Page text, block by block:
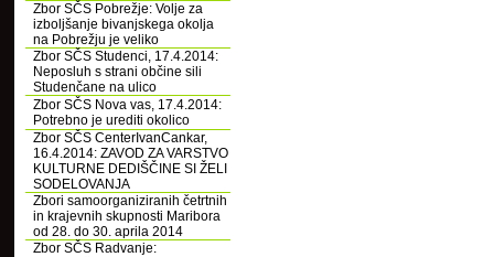
Zbor SČS Pobrežje: Volje za
izboljšanje bivanjskega okolja
na Pobrežju je veliko
Zbor SČS Studenci, 17.4.2014:
Neposluh s strani občine sili
Studenčane na ulico
Zbor SČS Nova vas, 17.4.2014:
Potrebno je urediti okolico
Zbor SČS CenterIvanCankar,
16.4.2014: ZAVOD ZA VARSTVO
KULTURNE DEDIŠČINE SI ŽELI
SODELOVANJA
Zbori samoorganiziranih četrtnih
in krajevnih skupnosti Maribora
od 28. do 30. aprila 2014
Zbor SČS Radvanje: